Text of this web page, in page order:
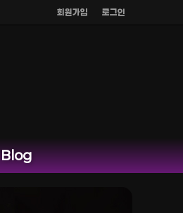
회원가입 로그인
Blog